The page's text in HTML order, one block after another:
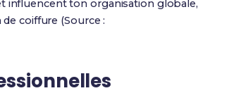
influencent ton organisation globale,
coiffure (Source :